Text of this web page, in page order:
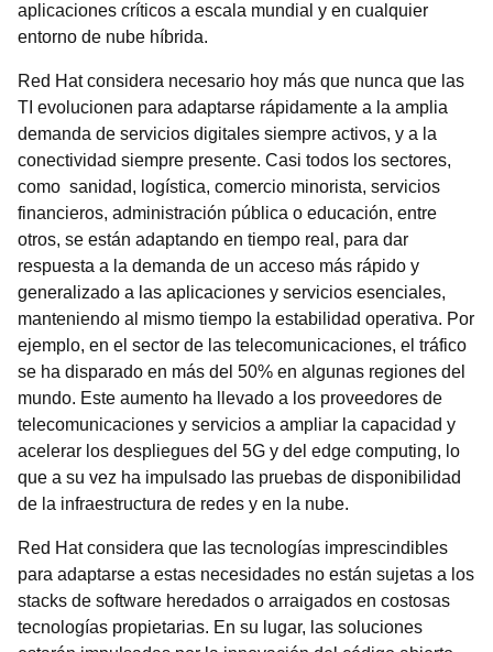
aplicaciones críticos a escala mundial y en cualquier
entorno de nube híbrida.
Red Hat considera necesario hoy más que nunca que las
TI evolucionen para adaptarse rápidamente a la amplia
demanda de servicios digitales siempre activos, y a la
conectividad siempre presente. Casi todos los sectores,
como sanidad, logística, comercio minorista, servicios
financieros, administración pública o educación, entre
otros, se están adaptando en tiempo real, para dar
respuesta a la demanda de un acceso más rápido y
generalizado a las aplicaciones y servicios esenciales,
manteniendo al mismo tiempo la estabilidad operativa. Por
ejemplo, en el sector de las telecomunicaciones, el tráfico
se ha disparado en más del 50% en algunas regiones del
mundo. Este aumento ha llevado a los proveedores de
telecomunicaciones y servicios a ampliar la capacidad y
acelerar los despliegues del 5G y del edge computing, lo
que a su vez ha impulsado las pruebas de disponibilidad
de la infraestructura de redes y en la nube.
Red Hat considera que las tecnologías imprescindibles
para adaptarse a estas necesidades no están sujetas a los
stacks de software heredados o arraigados en costosas
tecnologías propietarias. En su lugar, las soluciones